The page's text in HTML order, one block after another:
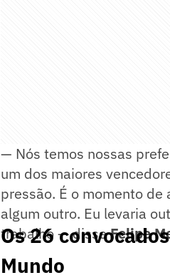
— Nós temos nossas
um dos maiores
pressão. É o momento de
algum outro. Eu levaria
trabalho — disseFelipe
Os 26
Mundo